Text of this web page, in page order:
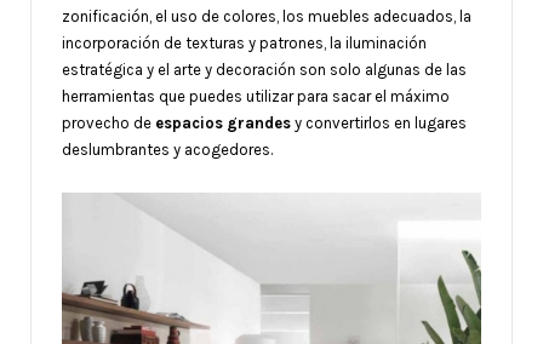
zonificación, el uso de colores, los muebles adecuados, la
incorporación de texturas y patrones, la iluminación
estratégica y el arte y decoración son solo algunas de las
herramientas que puedes utilizar para sacar el máximo
provecho de espacios grandes y convertirlos en lugares
deslumbrantes y acogedores.